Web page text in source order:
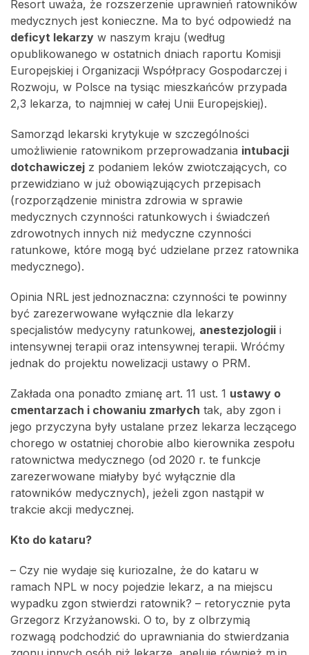
Resort uważa, że rozszerzenie uprawnień ratowników
medycznych jest konieczne. Ma to być odpowiedź na
deficyt lekarzy w naszym kraju (według
opublikowanego w ostatnich dniach raportu Komisji
Europejskiej i Organizacji Współpracy Gospodarczej i
Rozwoju, w Polsce na tysiąc mieszkańców przypada
2,3 lekarza, to najmniej w całej Unii Europejskiej).
Samorząd lekarski krytykuje w szczególności
umożliwienie ratownikom przeprowadzania intubacji
dotchawiczej z podaniem leków zwiotczających, co
przewidziano w już obowiązujących przepisach
(rozporządzenie ministra zdrowia w sprawie
medycznych czynności ratunkowych i świadczeń
zdrowotnych innych niż medyczne czynności
ratunkowe, które mogą być udzielane przez ratownika
medycznego).
Opinia NRL jest jednoznaczna: czynności te powinny
być zarezerwowane wyłącznie dla lekarzy
specjalistów medycyny ratunkowej, anestezjologii i
intensywnej terapii oraz intensywnej terapii. Wróćmy
jednak do projektu nowelizacji ustawy o PRM.
Zakłada ona ponadto zmianę art. 11 ust. 1 ustawy o
cmentarzach i chowaniu zmarłych tak, aby zgon i
jego przyczyna były ustalane przez lekarza leczącego
chorego w ostatniej chorobie albo kierownika zespołu
ratownictwa medycznego (od 2020 r. te funkcje
zarezerwowane miałyby być wyłącznie dla
ratowników medycznych), jeżeli zgon nastąpił w
trakcie akcji medycznej.
Kto do kataru?
– Czy nie wydaje się kuriozalne, że do kataru w
ramach NPL w nocy pojedzie lekarz, a na miejscu
wypadku zgon stwierdzi ratownik? – retorycznie pyta
Grzegorz Krzyżanowski. O to, by z olbrzymią
rozwagą podchodzić do uprawniania do stwierdzania